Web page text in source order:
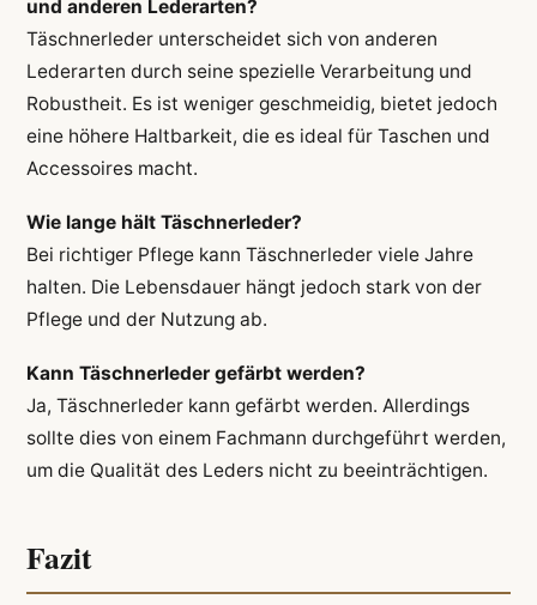
und anderen Lederarten?
Täschnerleder unterscheidet sich von anderen
Lederarten durch seine spezielle Verarbeitung und
Robustheit. Es ist weniger geschmeidig, bietet jedoch
eine höhere Haltbarkeit, die es ideal für Taschen und
Accessoires macht.
Wie lange hält Täschnerleder?
Bei richtiger Pflege kann Täschnerleder viele Jahre
halten. Die Lebensdauer hängt jedoch stark von der
Pflege und der Nutzung ab.
Kann Täschnerleder gefärbt werden?
Ja, Täschnerleder kann gefärbt werden. Allerdings
sollte dies von einem Fachmann durchgeführt werden,
um die Qualität des Leders nicht zu beeinträchtigen.
Fazit